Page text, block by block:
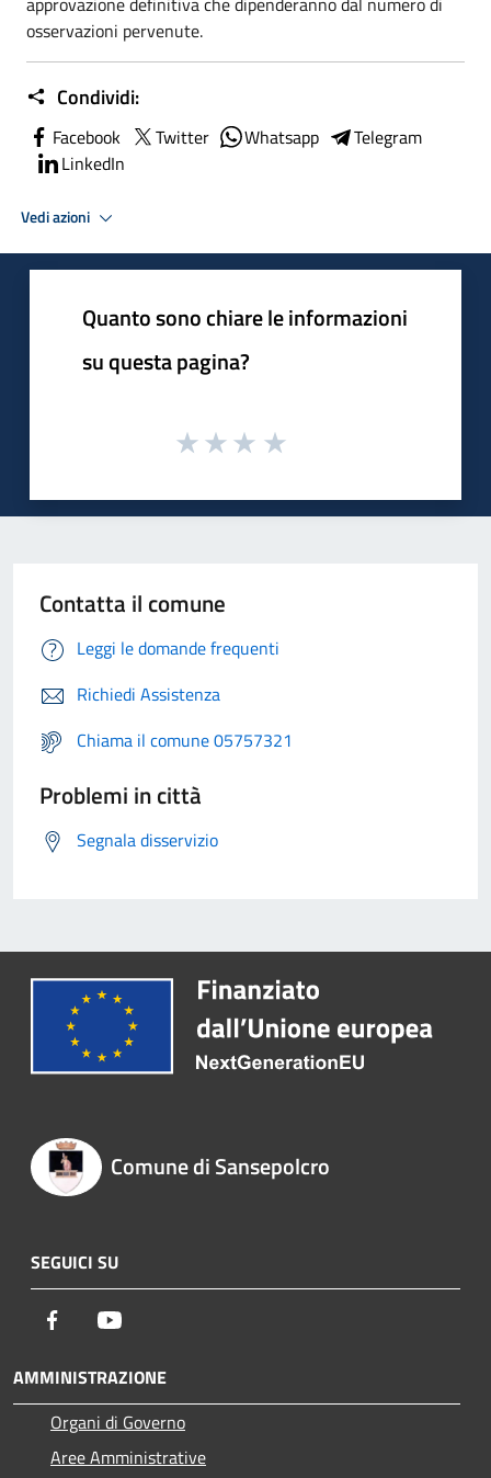
osservazioni pervenute.
Condividi:
Facebook Twitter Whatsapp
Telegram
LinkedIn
Vedi azioni
Quanto sono chiare le informazioni
su questa pagina?
Contatta il comune
Leggi le domande frequenti
Richiedi Assistenza
Chiama il comune 05757321
Problemi in città
Segnala disservizio
Comune di Sansepolcro
SEGUICI SU
Facebook
AMMINISTRAZIONE
Organi di Governo
Aree Amministrative